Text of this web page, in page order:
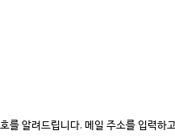
를 알려드립니다. 메일 주소를 입력